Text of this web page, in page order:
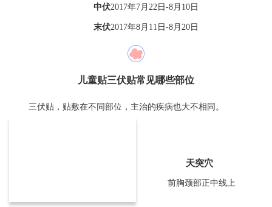
中伏2017年7月22日-8月10日
末伏2017年8月11日-8月20日
儿童贴三伏贴常见哪些部位
三伏贴，贴敷在不同部位，主治的疾病也大不相同。
天突穴
前胸颈部正中线上